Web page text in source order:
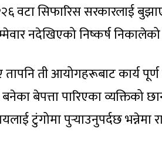
वटा सिफारिस सरकारलाई
नदेखिएको निष्कर्ष
ती आयोगहरूबाट कार्य
बेपत्ता पारिएका व्यक्तिको
टुंगोमा पुर्‍याउनुपर्दछ भन्नेमा